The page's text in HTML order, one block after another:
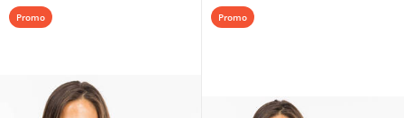
Promo Promo